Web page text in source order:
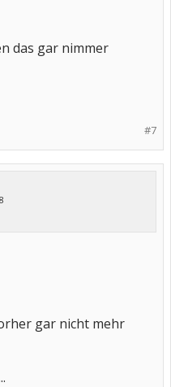
das gar nimmer
#7
gar nicht mehr